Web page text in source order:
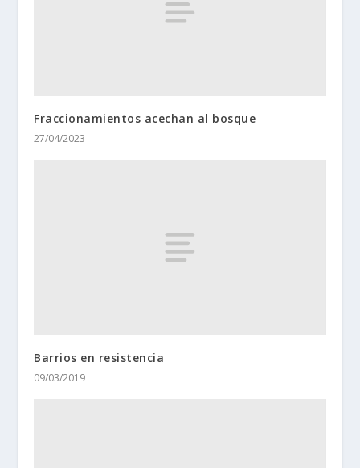
Fraccionamientos acechan al bosque
27/04/2023
Barrios en resistencia
09/03/2019